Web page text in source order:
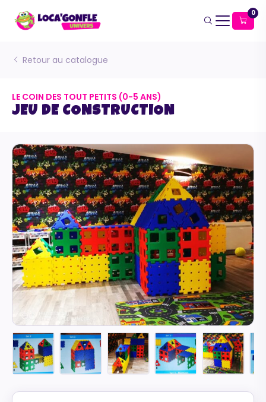
0
Retour au catalogue
LE COIN DES TOUT PETITS (0-5 ANS)
JEU DE CONSTRUCTION